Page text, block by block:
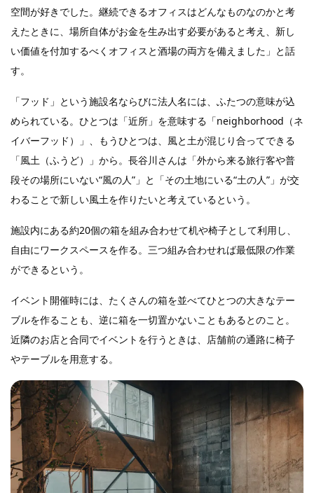
空間が好きでした。継続できるオフィスはどんなものなのかと考
えたときに、場所自体がお金を生み出す必要があると考え、新し
い価値を付加するべくオフィスと酒場の両方を備えました」と話
す。
「フッド」という施設名ならびに法人名には、ふたつの意味が込
められている。ひとつは「近所」を意味する「neighborhood（ネ
イバーフッド）」、もうひとつは、風と土が混じり合ってできる
「風土（ふうど）」から。長谷川さんは「外から来る旅行客や普
段その場所にいない“風の人”」と「その土地にいる“土の人”」が交
わることで新しい風土を作りたいと考えているという。
施設内にある約20個の箱を組み合わせて机や椅子として利用し、
自由にワークスペースを作る。三つ組み合わせれば最低限の作業
ができるという。
イベント開催時には、たくさんの箱を並べてひとつの大きなテー
ブルを作ることも、逆に箱を一切置かないこともあるとのこと。
近隣のお店と合同でイベントを行うときは、店舗前の通路に椅子
やテーブルを用意する。